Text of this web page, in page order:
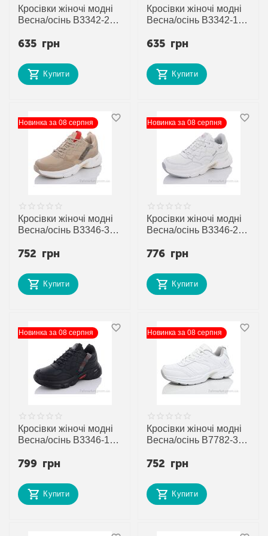
Кросівки жіночі модні
Весна/осінь B3342-2 (8
Demax" недорого
постачальника
635 грн
Купити
Кросівки жіночі модні
Весна/осінь B3342-1 (8
Demax" недорого
постачальника
635 грн
Купити
Новинка за 08 серпня
Кросівки жіночі модні
Весна/осінь B3346-3 (8
Demax" недорого
постачальника
752 грн
Купити
Новинка за 08 серпня
Кросівки жіночі модні
Весна/осінь B3346-2 (8
Demax" недорого
постачальника
776 грн
Купити
Новинка за 08 серпня
Кросівки жіночі модні
Весна/осінь B3346-1 (8
Demax" недорого
постачальника
799 грн
Купити
Новинка за 08 серпня
Кросівки жіночі модні
Весна/осінь B7782-3 (8
Demax" недорого
постачальника
752 грн
Купити